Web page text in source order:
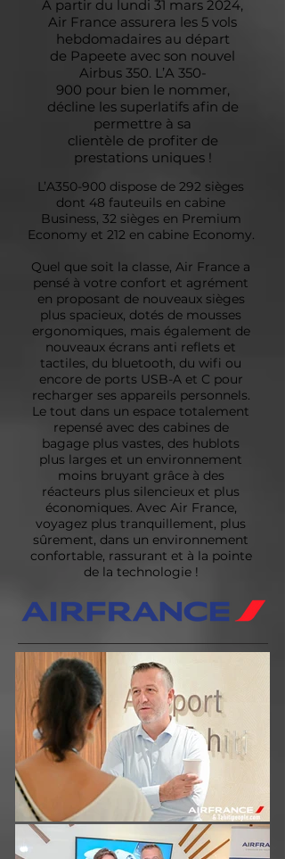
A partir du lundi 31 mars 2024,
Air France assurera les 5 vols
hebdomadaires au départ
de Papeete avec son nouvel
Airbus 350. L’A 350-
900 pour bien le nommer,
décline les superlatifs afin de
permettre à sa
clientèle de profiter de
prestations uniques !
L’A350-900 dispose de 292 sièges
dont 48 fauteuils en cabine
Business, 32 sièges en Premium
Economy et 212 en cabine Economy.
Quel que soit la classe, Air France a
pensé à votre confort et agrément
en proposant de nouveaux sièges
plus spacieux, dotés de mousses
ergonomiques, mais également de
nouveaux écrans anti reflets et
tactiles, du bluetooth, du wifi ou
encore de ports USB-A et C pour
recharger ses appareils personnels.
Le tout dans un espace totalement
repensé avec des cabines de
bagage plus vastes, des hublots
plus larges et un environnement
moins bruyant grâce à des
réacteurs plus silencieux et plus
économiques. Avec Air France,
voyagez plus tranquillement, plus
sûrement, dans un environnement
confortable, rassurant et à la pointe
de la technologie !